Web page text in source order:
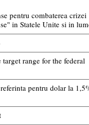
pentru combaterea crizei
in Statele Unite si in
range for the federal
pentru dolar la